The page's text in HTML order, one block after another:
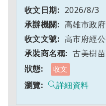
2026/8/3
高雄市政府
高市府經
古美樹
收文
詳細資料